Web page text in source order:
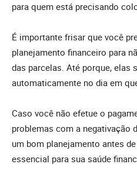
para quem está precisando
É importante frisar que você
planejamento financeiro para
das parcelas. Até porque, elas
automaticamente no dia em
Caso você não efetue o
problemas com a negativação
um bom planejamento antes
essencial para sua saúde